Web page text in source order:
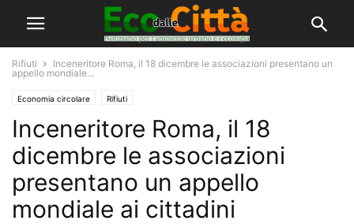
Rifiuti
Inceneritore Roma, il 18 dicembre le associazioni presentano un
appello mondiale...
Economia circolare Rifiuti
Inceneritore Roma, il 18
dicembre le associazioni
presentano un appello
mondiale ai cittadini